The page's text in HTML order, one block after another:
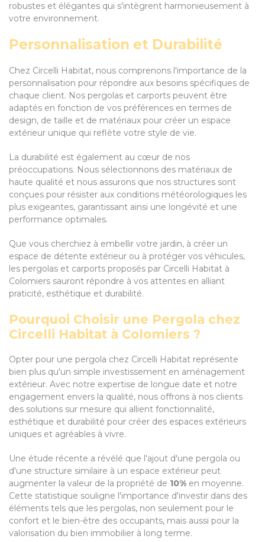
robustes et élégantes qui s'intègrent harmonieusement à
votre environnement.
Personnalisation et Durabilité
Chez Circelli Habitat, nous comprenons l'importance de la
personnalisation pour répondre aux besoins spécifiques de
chaque client. Nos pergolas et carports peuvent être
adaptés en fonction de vos préférences en termes de
design, de taille et de matériaux pour créer un espace
extérieur unique qui reflète votre style de vie.
La durabilité est également au cœur de nos
préoccupations. Nous sélectionnons des matériaux de
haute qualité et nous assurons que nos structures sont
conçues pour résister aux conditions météorologiques les
plus exigeantes, garantissant ainsi une longévité et une
performance optimales.
Que vous cherchiez à embellir votre jardin, à créer un
espace de détente extérieur ou à protéger vos véhicules,
les pergolas et carports proposés par Circelli Habitat à
Colomiers sauront répondre à vos attentes en alliant
praticité, esthétique et durabilité.
Pourquoi Choisir une Pergola chez
Circelli Habitat à Colomiers ?
Opter pour une pergola chez Circelli Habitat représente
bien plus qu'un simple investissement en aménagement
extérieur. Avec notre expertise de longue date et notre
engagement envers la qualité, nous offrons à nos clients
des solutions sur mesure qui allient fonctionnalité,
esthétique et durabilité pour créer des espaces extérieurs
uniques et agréables à vivre.
Une étude récente a révélé que l'ajout d'une pergola ou
d'une structure similaire à un espace extérieur peut
augmenter la valeur de la propriété de 10% en moyenne.
Cette statistique souligne l'importance d'investir dans des
éléments tels que les pergolas, non seulement pour le
confort et le bien-être des occupants, mais aussi pour la
valorisation du bien immobilier à long terme.